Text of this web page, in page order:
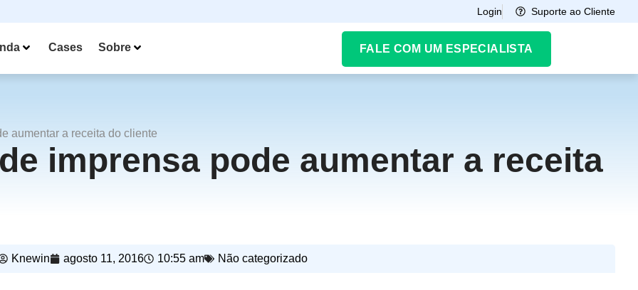
Login Suporte ao Cliente
Cases Sobre FALE COM UM ESPECIALISTA
aumentar a receita do cliente
imprensa pode aumentar a receita
Knewin agosto 11, 2016 10:55 am Não categorizado